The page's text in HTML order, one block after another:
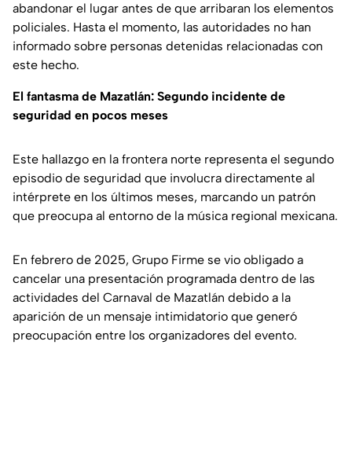
abandonar el lugar antes de que arribaran los elementos
policiales. Hasta el momento, las autoridades no han
informado sobre personas detenidas relacionadas con
este hecho.
El fantasma de Mazatlán: Segundo incidente de
seguridad en pocos meses
Este hallazgo en la frontera norte representa el segundo
episodio de seguridad que involucra directamente al
intérprete en los últimos meses, marcando un patrón
que preocupa al entorno de la música regional mexicana.
En febrero de 2025, Grupo Firme se vio obligado a
cancelar una presentación programada dentro de las
actividades del Carnaval de Mazatlán debido a la
aparición de un mensaje intimidatorio que generó
preocupación entre los organizadores del evento.